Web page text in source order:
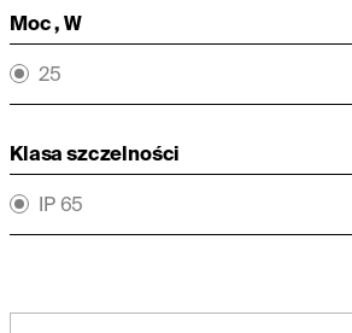
Moc , W
25
Klasa szczelności
IP 65